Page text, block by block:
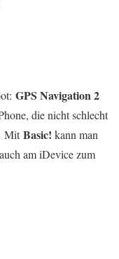
GPS Navigation 2
die nicht schlecht
MitBasic! kann man
am iDevice zum